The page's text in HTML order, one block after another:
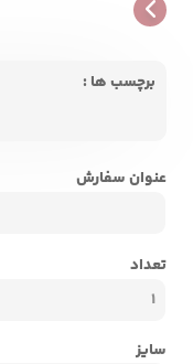
برچسب ها :
عنوان سفارش
تعداد
سایز